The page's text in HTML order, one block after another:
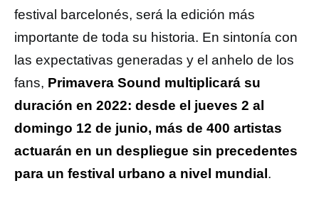
festival barcelonés, será la edición más
importante de toda su historia. En sintonía con
las expectativas generadas y el anhelo de los
fans, Primavera Sound multiplicará su
duración en 2022: desde el jueves 2 al
domingo 12 de junio, más de 400 artistas
actuarán en un despliegue sin precedentes
para un festival urbano a nivel mundial .